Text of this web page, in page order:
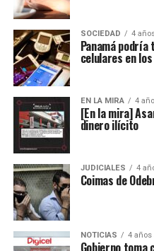
SOCIEDAD 4
Panamá podría
celulares en
EN LA MIRA 4
[En la mira]
dinero ilícito
JUDICIALES 4
Coimas de
NOTICIAS 4 años
Gobierno toma